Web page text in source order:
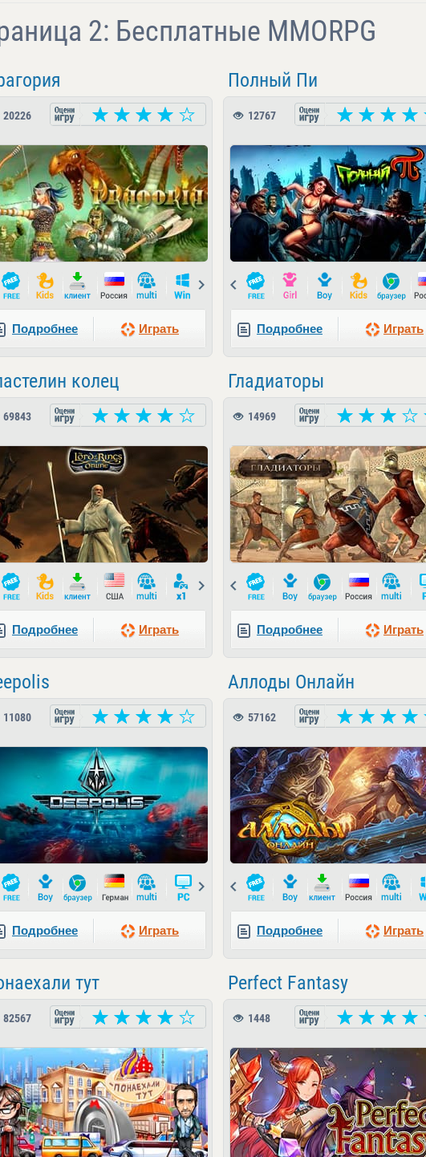
2: Бесплатные MMORPG
20226
Prev
Подробнее Играть
Полный Пи
12767
Prev
Подробнее Играть
колец
69843
Prev
Подробнее Играть
Гладиаторы
14969
Prev
Подробнее Играть
11080
Prev
Подробнее Играть
Аллоды Онлайн
57162
Prev
Подробнее Играть
тут
82567
Perfect Fantasy
1448